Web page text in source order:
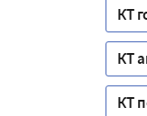
КТ
КТ
КТ